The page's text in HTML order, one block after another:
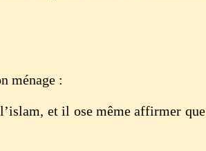
ménage :
et il ose même affirmer que